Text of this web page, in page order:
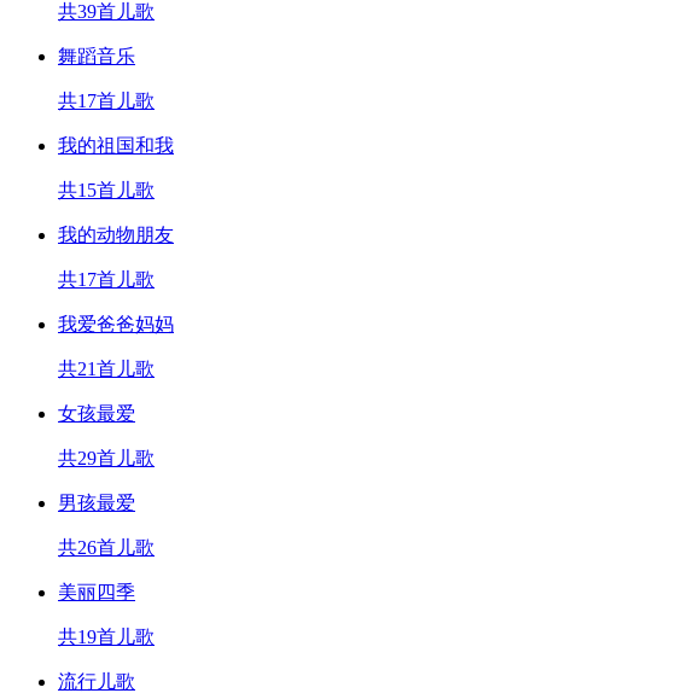
共39首儿歌
舞蹈音乐
共17首儿歌
我的祖国和我
共15首儿歌
我的动物朋友
共17首儿歌
我爱爸爸妈妈
共21首儿歌
女孩最爱
共29首儿歌
男孩最爱
共26首儿歌
美丽四季
共19首儿歌
流行儿歌